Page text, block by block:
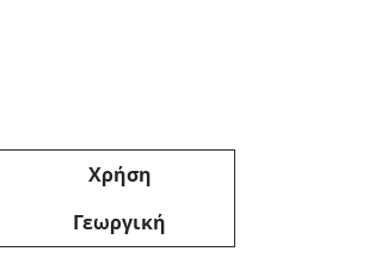
Χρήση
Γεωργική